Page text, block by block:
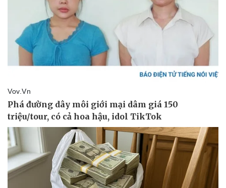
Kinh tế
Bất động sản
Khởi nghiệp
Thị trường
Giá vàng
Tiêu dùng
Tỷ giá
Chứng khoán